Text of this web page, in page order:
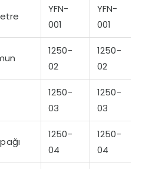
YFN-
001
YFN-
001
1250-
02
1250-
02
1250-
03
1250-
03
1250-
04
1250-
04
Filtre Seçiminde
Dikkat Edilmesi
Gereken Hususlar